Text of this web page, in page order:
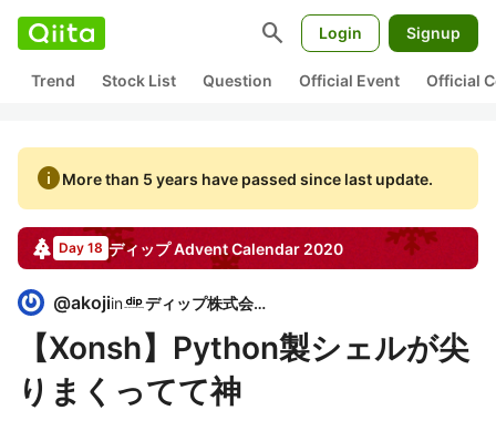
search Login Signup
Trend Stock List Question Official Event Official
infoMore than 5 years have passed since last update.
Day 18 ディップAdvent Calendar 2020
@akojiin ディップ株式会社
【Xonsh】Python製シェルが尖
りまくってて神